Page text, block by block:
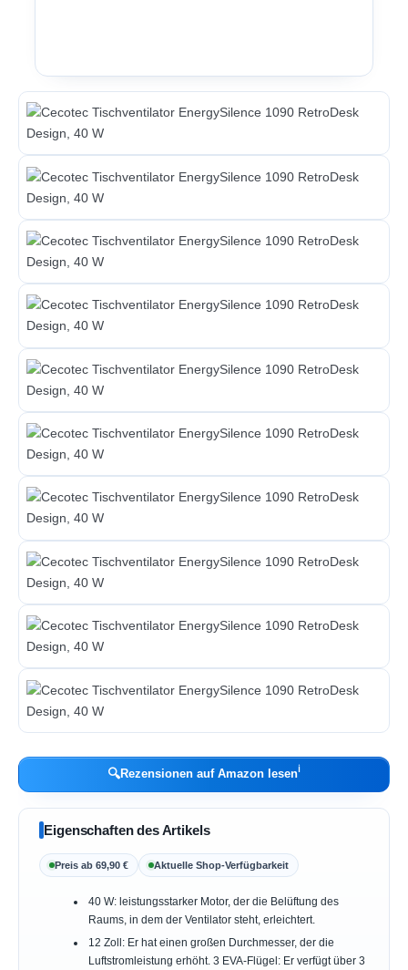
🔍Rezensionen auf Amazon lesenℹ︎
Eigenschaften des Artikels
Preis ab 69,90 € Aktuelle Shop-Verfügbarkeit
40 W: leistungsstarker Motor, der die Belüftung des
Raums, in dem der Ventilator steht, erleichtert.
12 Zoll: Er hat einen großen Durchmesser, der die
Luftstromleistung erhöht. 3 EVA-Flügel: Er verfügt über 3